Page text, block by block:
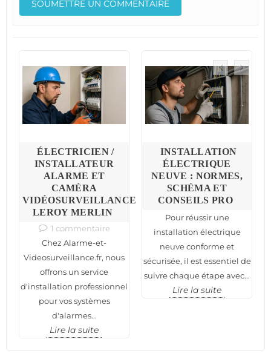
ÉLECTRICIEN /
INSTALLATEUR
ALARME ET
CAMÉRA
VIDÉOSURVEILLANCE
LEROY MERLIN
1 commentaire
Chez Alarme-et-
Videosurveillance.fr, nous
offrons un service
d'installation professionnel
pour vos systèmes
d'alarmes...
Lire la suite
INSTALLATION
ÉLECTRIQUE
NEUVE : NORMES,
SCHÉMA ET
CONSEILS PRO
Pour réussir une
installation électrique
neuve conforme et
sécurisée, il est essentiel de
suivre chaque étape avec...
Lire la suite